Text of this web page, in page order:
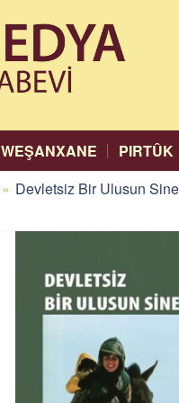
WEŞANXANE PIRTÛK
Devletsiz Bir Ulusun